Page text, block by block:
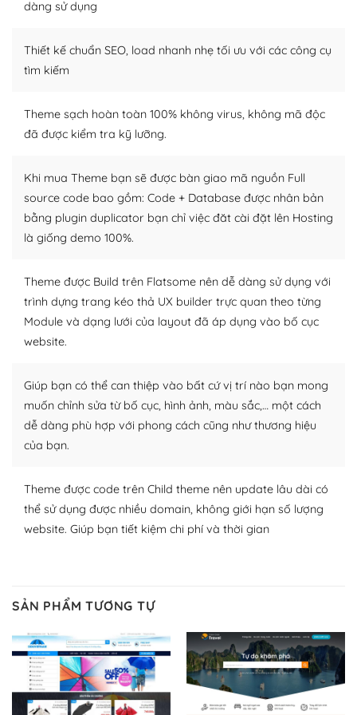
Dễ dàng tùy chỉnh trên WordPress
– Sở hữu một cộng đồng lớn, sẵn sàng hỗ trợ
người cuồng tín WordPress.
kiếm những cộng đồng WordPress, họ sẽ giúp bạn trả
lời, giải đáp vấn đề của bạn.
Cộng đồng sử dụng WordPress sẵn sàng hỗ trợ bạn
Plugin mở rộng là thành phần cài đặt thêm vào
WordPress để tăng thêm các tính năng cần thiết. Có
nhiều plugin trả phí hoặc miễn phí.
plugin của WordPress rất phong phú. Bạn có thể thỏa
thích chọn lựa plugin và themes phù hợp cho mục đích
lập website của mình.
WordPress đa dạng plugin và themes
– Dễ sử dụng
Với mọi Hosting bất kỳ thì WordPress đều có thể dễ
dàng thiết lập vì thực tế nó đã cung cấp khoảng 60%
trang web WordPress của bạn.
Dễ dàng lựa chọn Hosting cho website WordPress
– Bảo mật cực tốt
dàng sử dụng
Thiết kế chuẩn SEO, load nhanh nhẹ tối ưu với các công cụ
tìm kiếm
Theme sạch hoàn toàn 100% không virus, không mã độc
đã được kiểm tra kỹ lưỡng.
Khi mua Theme bạn sẽ được bàn giao mã nguồn Full
source code bao gồm: Code + Database được nhân bản
bằng plugin duplicator bạn chỉ việc đăt cài đặt lên Hosting
là giống demo 100%.
Theme được Build trên Flatsome nên dễ dàng sử dụng với
trình dựng trang kéo thả UX builder trực quan theo từng
Module và dạng lưới của layout đã áp dụng vào bố cục
website.
Giúp bạn có thể can thiệp vào bất cứ vị trí nào bạn mong
muốn chỉnh sửa từ bố cục, hình ảnh, màu sắc,… một cách
dễ dàng phù hợp với phong cách cũng như thương hiệu
của bạn.
Theme được code trên Child theme nên update lâu dài có
thể sử dụng được nhiều domain, không giới hạn số lượng
website. Giúp bạn tiết kiệm chi phí và thời gian
SẢN PHẨM TƯƠNG TỰ